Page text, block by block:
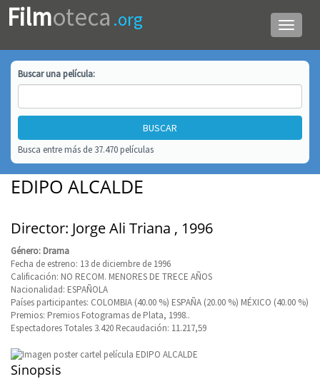
Menú
de
Filmoteca .org
Buscar unapelícula:
Busca entre más de 37.470 películas
EDIPO ALCALDE
Director: Jorge Ali Triana , 1996
Género: Drama
Fecha de estreno: 13 de diciembre de 1996
Calificación: NO RECOM. MENORES DE TRECE AÑOS
Nacionalidad: ESPAÑOLA
Países participantes: COLOMBIA (40.00 %) ESPAÑA (20.00 %) MÉXICO (40.00 %)
Premios: Premios Fotogramas de Plata, 1998..
Espectadores Totales 3.420 Recaudación: 11.217,59
Sinopsis